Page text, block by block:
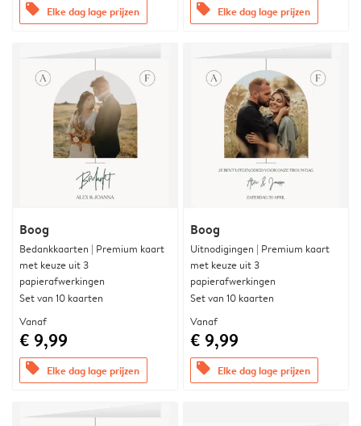
offers Elke dag lage prijzen offers Elke dag lage prijzen
Boog
Bedankkaarten | Premium kaart
met keuze uit 3
papierafwerkingen
Set van 10 kaarten
Vanaf
€ 9,99
offers Elke dag lage prijzen
Boog
Uitnodigingen | Premium kaart
met keuze uit 3
papierafwerkingen
Set van 10 kaarten
Vanaf
€ 9,99
offers Elke dag lage prijzen